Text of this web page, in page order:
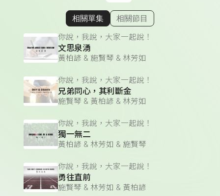
顯示相關單集
相關單集 相關節目
你說，我說，大家一起說！
文思泉湧
黃柏諺 & 施賢琴 & 林芳如
你說，我說，大家一起說！
兄弟同心，其利斷金
施賢琴 & 黃柏諺 & 林芳如
你說，我說，大家一起說！
獨一無二
黃柏諺 & 林芳如 & 施賢琴
你說，我說，大家一起說！
勇往直前
施賢琴 & 林芳如 & 黃柏諺